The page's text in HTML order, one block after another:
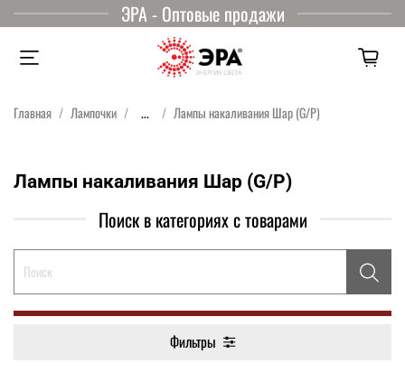
ЭРА - Оптовые продажи
Главная Лампочки ... Лампы накаливания Шар (G/P)
Лампы накаливания Шар (G/P)
Поиск в категориях с товарами
Фильтры